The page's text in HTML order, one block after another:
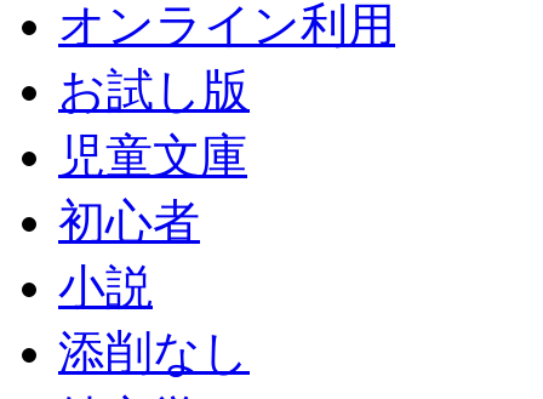
オンライン利用
お試し版
児童文庫
初心者
小説
添削なし